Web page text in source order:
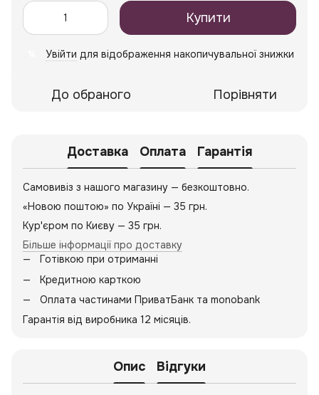
Купити
Увійти для відображення накопичувальної знижки
До обраного Порівняти
Доставка Оплата Гарантія
Самовивіз з нашого магазину — безкоштовно.
«Новою поштою» по Україні — 35 грн.
Кур'єром по Києву — 35 грн.
Більше інформації про доставку
Готівкою при отриманні
Кредитною карткою
Оплата частинами ПриватБанк та monobank
Гарантія від виробника 12 місяців.
Опис Відгуки